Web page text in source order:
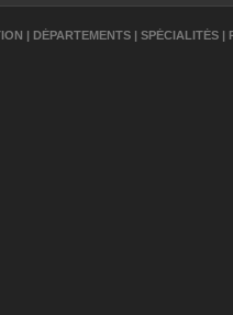
| DÉPARTEMENTS | SPÉCIALITÉS |